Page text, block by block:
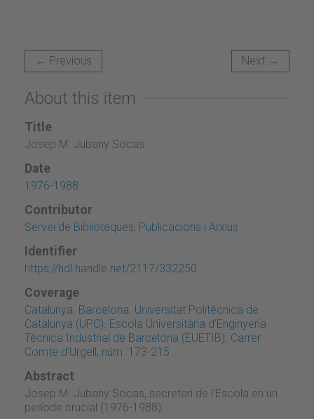
← Previous Next →
About this item
Title
Josep M. Jubany Socas
Date
1976-1988
Contributor
Servei de Biblioteques, Publicacions i Arxius
Identifier
https://hdl.handle.net/2117/332250
Coverage
Catalunya. Barcelona. Universitat Politècnica de
Catalunya (UPC). Escola Universitària d'Enginyeria
Tècnica Industrial de Barcelona (EUETIB). Carrer
Comte d'Urgell, núm. 173-215
Abstract
Josep M. Jubany Socas, secretari de l'Escola en un
període crucial (1976-1988).